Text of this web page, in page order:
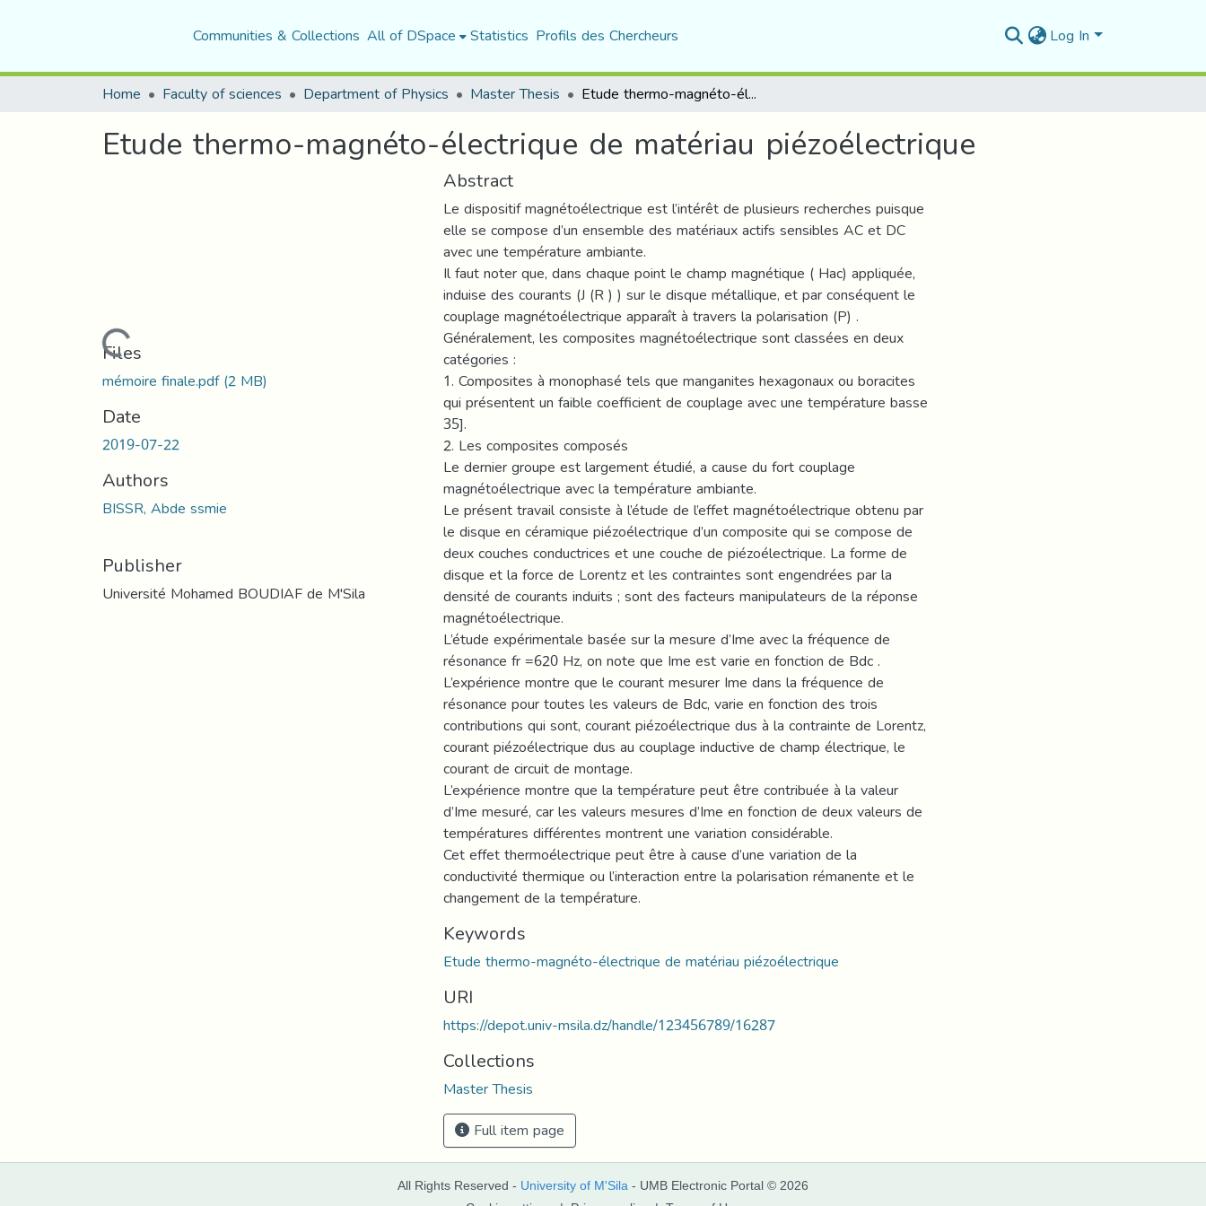
Communities & Collections All of DSpace Statistics Profils des Chercheurs Log In
Home Faculty of sciences Department of Physics Master Thesis Etude thermo-magnéto-électrique de matériau piézoélectrique
Etude thermo-magnéto-électrique de matériau piézoélectrique
Loading...
Files
mémoire finale.pdf(2 MB)
Date
2019-07-22
Authors
BISSR, Abde ssmie
Publisher
Université Mohamed BOUDIAF de M'Sila
Abstract
Le dispositif magnétoélectrique est l’intérêt de plusieurs recherches puisque
elle se compose d’un ensemble des matériaux actifs sensibles AC et DC
avec une température ambiante.
Il faut noter que, dans chaque point le champ magnétique ( Hac) appliquée,
induise des courants (J (R ) ) sur le disque métallique, et par conséquent le
couplage magnétoélectrique apparaît à travers la polarisation (P) .
Généralement, les composites magnétoélectrique sont classées en deux
catégories :
1. Composites à monophasé tels que manganites hexagonaux ou boracites
qui présentent un faible coefficient de couplage avec une température basse
35].
2. Les composites composés
Le dernier groupe est largement étudié, a cause du fort couplage
magnétoélectrique avec la température ambiante.
Le présent travail consiste à l’étude de l’effet magnétoélectrique obtenu par
le disque en céramique piézoélectrique d’un composite qui se compose de
deux couches conductrices et une couche de piézoélectrique. La forme de
disque et la force de Lorentz et les contraintes sont engendrées par la
densité de courants induits ; sont des facteurs manipulateurs de la réponse
magnétoélectrique.
L’étude expérimentale basée sur la mesure d’Ime avec la fréquence de
résonance fr =620 Hz, on note que Ime est varie en fonction de Bdc .
L’expérience montre que le courant mesurer Ime dans la fréquence de
résonance pour toutes les valeurs de Bdc, varie en fonction des trois
contributions qui sont, courant piézoélectrique dus à la contrainte de Lorentz,
courant piézoélectrique dus au couplage inductive de champ électrique, le
courant de circuit de montage.
L’expérience montre que la température peut être contribuée à la valeur
d’Ime mesuré, car les valeurs mesures d’Ime en fonction de deux valeurs de
températures différentes montrent une variation considérable.
Cet effet thermoélectrique peut être à cause d’une variation de la
conductivité thermique ou l’interaction entre la polarisation rémanente et le
changement de la température.
Keywords
Etude thermo-magnéto-électrique de matériau piézoélectrique
URI
https://depot.univ-msila.dz/handle/123456789/16287
Collections
Master Thesis
Full item page
All Rights Reserved - University of M'Sila - UMB Electronic Portal © 2026